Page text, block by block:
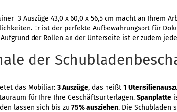
3 Auszüge 43,0 x 60,0 x 56,5 cm macht an Ihrem
Er ist der perfekte Aufbewahrungsort für
der Rollen an der Unterseite ist er zudem
der
das Mobiliar: 3 Auszüge, das heißt 1
für Ihre Ihre Geschäftsunterlagen. Spanplatte
lassen sich bis zu 75% ausziehen. Die Schubladen